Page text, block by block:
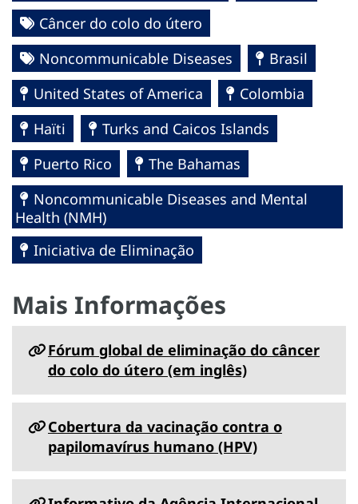
Câncer do colo do útero
Noncommunicable Diseases
Brasil
United States of America
Colombia
Haïti
Turks and Caicos Islands
Puerto Rico
The Bahamas
Noncommunicable Diseases and Mental
Health (NMH)
Iniciativa de Eliminação
Mais Informações
Fórum global de eliminação do câncer
do colo do útero (em inglês)
Cobertura da vacinação contra o
papilomavírus humano (HPV)